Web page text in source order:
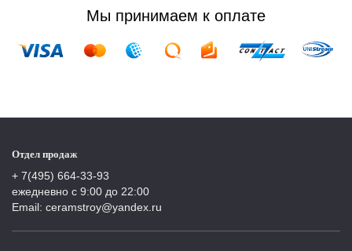
Мы принимаем к оплате
Отдел продаж
+ 7(495) 664-33-93
ежедневно с 9:00 до 22:00
Email: ceramstroy@yandex.ru